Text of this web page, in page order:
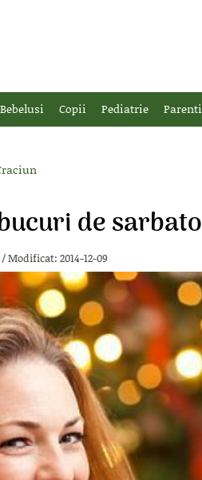
Bebelusi Copii Pediatrie
de
/Modificat: 2014-12-09